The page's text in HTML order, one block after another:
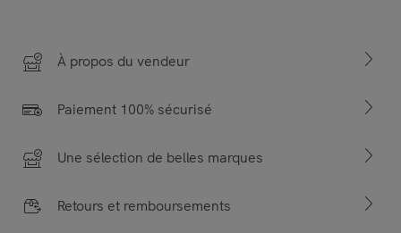
À propos du vendeur
Paiement 100% sécurisé
Une sélection de belles marques
Retours et remboursements